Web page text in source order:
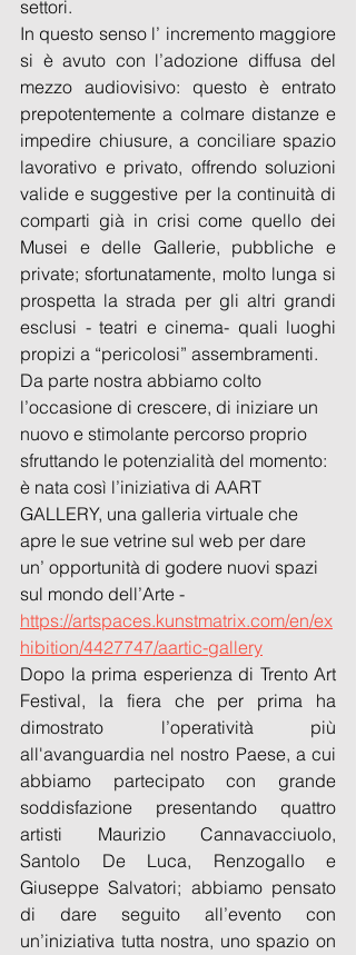
settori.
In questo senso l’ incremento maggiore
si è avuto con l’adozione diffusa del
mezzo audiovisivo: questo è entrato
prepotentemente a colmare distanze e
impedire chiusure, a conciliare spazio
lavorativo e privato, offrendo soluzioni
valide e suggestive per la continuità di
comparti già in crisi come quello dei
Musei e delle Gallerie, pubbliche e
private; sfortunatamente, molto lunga si
prospetta la strada per gli altri grandi
esclusi - teatri e cinema- quali luoghi
propizi a “pericolosi” assembramenti.
Da parte nostra abbiamo colto
l’occasione di crescere, di iniziare un
nuovo e stimolante percorso proprio
sfruttando le potenzialità del momento:
è nata così l’iniziativa di AART
GALLERY, una galleria virtuale che
apre le sue vetrine sul web per dare
un’ opportunità di godere nuovi spazi
sul mondo dell’Arte -
https://artspaces.kunstmatrix.com/en/ex
hibition/4427747/aartic-gallery
Dopo la prima esperienza di Trento Art
Festival, la fiera che per prima ha
dimostrato l’operatività più
all'avanguardia nel nostro Paese, a cui
abbiamo partecipato con grande
soddisfazione presentando quattro
artisti Maurizio Cannavacciuolo,
Santolo De Luca, Renzogallo e
Giuseppe Salvatori; abbiamo pensato
di dare seguito all’evento con
un’iniziativa tutta nostra, uno spazio on